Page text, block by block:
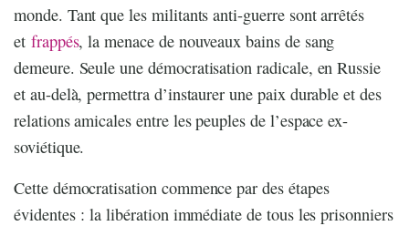
monde. Tant que les militants anti-guerre sont arrêtés
et frappés, la menace de nouveaux bains de sang
demeure. Seule une démocratisation radicale, en Russie
et au-delà, permettra d’instaurer une paix durable et des
relations amicales entre les peuples de l’espace ex-
soviétique.
Cette démocratisation commence par des étapes
évidentes : la libération immédiate de tous les prisonniers